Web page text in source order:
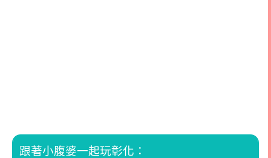
跟著小腹婆一起玩彰化：